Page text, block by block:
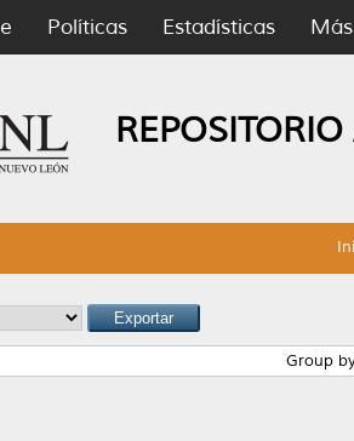
Políticas Estadísticas
Group